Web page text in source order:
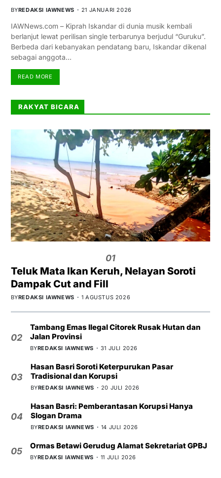
BYREDAKSI IAWNEWS 21 JANUARI 2026
IAWNews.com – Kiprah Iskandar di dunia musik kembali
berlanjut lewat perilisan single terbarunya berjudul “Guruku”.
Berbeda dari kebanyakan pendatang baru, Iskandar dikenal
sebagai anggota…
READ MORE
RAKYAT BICARA
01
Teluk Mata Ikan Keruh, Nelayan Soroti
Dampak Cut and Fill
BYREDAKSI IAWNEWS 1 AGUSTUS 2026
02
Tambang Emas Ilegal Citorek Rusak Hutan dan
Jalan Provinsi
BYREDAKSI IAWNEWS 31 JULI 2026
03
Hasan Basri Soroti Keterpurukan Pasar
Tradisional dan Korupsi
BYREDAKSI IAWNEWS 20 JULI 2026
04
Hasan Basri: Pemberantasan Korupsi Hanya
Slogan Drama
BYREDAKSI IAWNEWS 14 JULI 2026
05
Ormas Betawi Gerudug Alamat Sekretariat GPBJ
BYREDAKSI IAWNEWS 11 JULI 2026